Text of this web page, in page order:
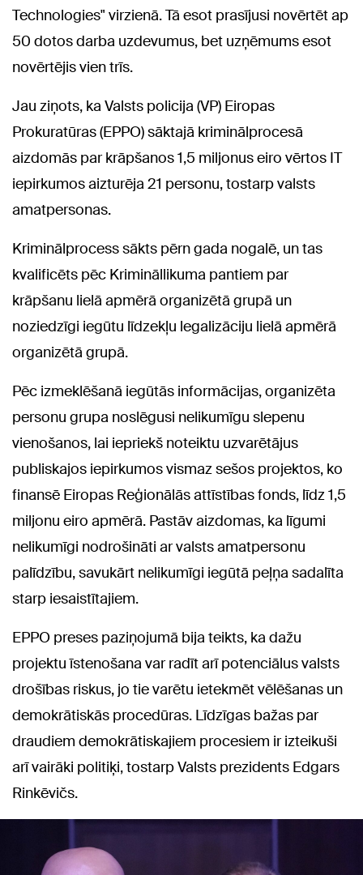
Technologies" virzienā. Tā esot prasījusi novērtēt ap
50 dotos darba uzdevumus, bet uzņēmums esot
novērtējis vien trīs.
Jau ziņots, ka Valsts policija (VP) Eiropas
Prokuratūras (EPPO) sāktajā kriminālprocesā
aizdomās par krāpšanos 1,5 miljonus eiro vērtos IT
iepirkumos aizturēja 21 personu, tostarp valsts
amatpersonas.
Kriminālprocess sākts pērn gada nogalē, un tas
kvalificēts pēc Krimināllikuma pantiem par
krāpšanu lielā apmērā organizētā grupā un
noziedzīgi iegūtu līdzekļu legalizāciju lielā apmērā
organizētā grupā.
Pēc izmeklēšanā iegūtās informācijas, organizēta
personu grupa noslēgusi nelikumīgu slepenu
vienošanos, lai iepriekš noteiktu uzvarētājus
publiskajos iepirkumos vismaz sešos projektos, ko
finansē Eiropas Reģionālās attīstības fonds, līdz 1,5
miljonu eiro apmērā. Pastāv aizdomas, ka līgumi
nelikumīgi nodrošināti ar valsts amatpersonu
palīdzību, savukārt nelikumīgi iegūtā peļņa sadalīta
starp iesaistītajiem.
EPPO preses paziņojumā bija teikts, ka dažu
projektu īstenošana var radīt arī potenciālus valsts
drošības riskus, jo tie varētu ietekmēt vēlēšanas un
demokrātiskās procedūras. Līdzīgas bažas par
draudiem demokrātiskajiem procesiem ir izteikuši
arī vairāki politiķi, tostarp Valsts prezidents Edgars
Rinkēvičs.